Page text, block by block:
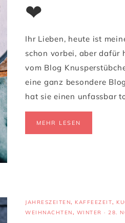
❤
Ihr Lieben, heute ist
schon vorbei, aber dafür
vom Blog
eine ganz besondere
hat sie einen unfassbar
MEHR LESEN
JAHRESZEITEN, KAFFEEZEIT,
WEIHNACHTEN, WINTER · 28.